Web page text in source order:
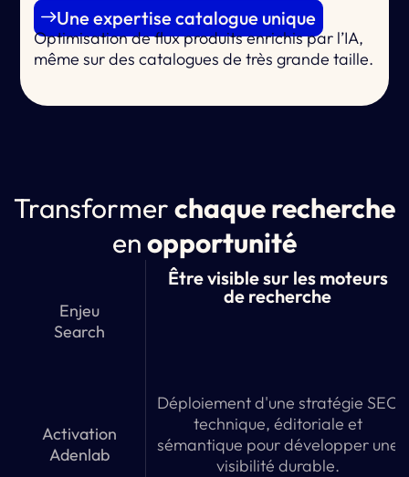
Une expertise catalogue unique
Optimisation de flux produits enrichis par l’IA,
même sur des catalogues de très grande taille.
Transformerchaque recherche
enopportunité
Enjeu
Search
Être visible sur les moteurs
de recherche
Activation
Adenlab
Déploiement d'une stratégie SEO
technique, éditoriale et
sémantique pour développer une
visibilité durable.